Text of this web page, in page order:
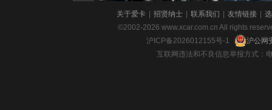
关于爱卡 招贤纳士 联系我们 友情链接
©2002-2026 www.xcar.com.cn All rights
沪ICP备2026012155号-1
沪公网
互联网违法和不良信息举报方式：